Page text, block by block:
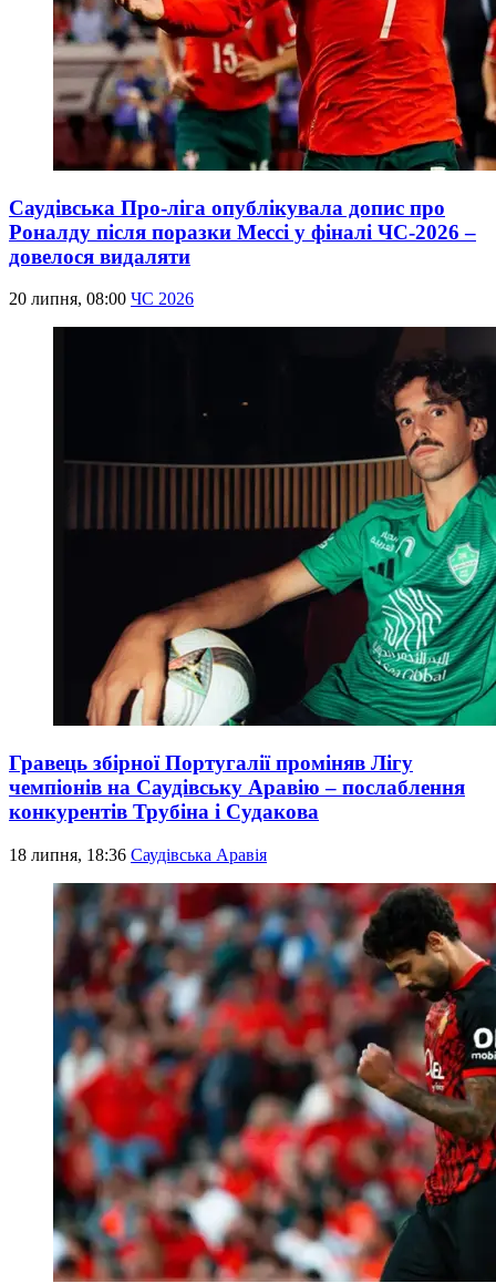
Саудівська Про-ліга опублікувала допис про
Роналду після поразки Мессі у фіналі ЧС-2026 –
довелося видаляти
20 липня, 08:00 ЧС 2026
Гравець збірної Португалії проміняв Лігу
чемпіонів на Саудівську Аравію – послаблення
конкурентів Трубіна і Судакова
18 липня, 18:36 Саудівська Аравія